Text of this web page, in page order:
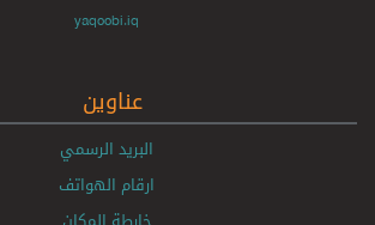
yaqoobi.iq
عناوين
البريد الرسمي
ارقام الهواتف